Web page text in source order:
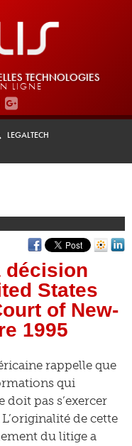
TECHNOLOGIES
LIGNE
LEGALTECH
décision
States
of New-
1995
rappelle que
qui
doit pas s’exercer
de cette
du litige a